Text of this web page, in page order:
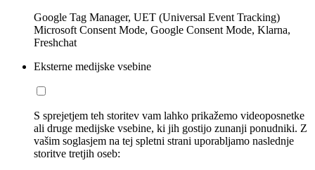
Google Tag Manager, UET (Universal Event Tracking)
Microsoft Consent Mode, Google Consent Mode, Klarna,
Freshchat
Eksterne medijske vsebine
S sprejetjem teh storitev vam lahko prikažemo videoposnetke
ali druge medijske vsebine, ki jih gostijo zunanji ponudniki. Z
vašim soglasjem na tej spletni strani uporabljamo naslednje
storitve tretjih oseb: